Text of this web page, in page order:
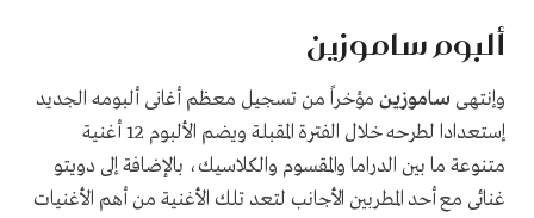
ألبوم ساموزين
وإنتهىساموزينمؤخراً من تسجيل معظم أغانى ألبومه الجديد
إستعدادا لطرحه خلال الفترة المقبلة ويضم الألبوم 12 أغنية
متنوعة ما بين الدراما والمقسوم والكلاسيك، بالإضافة إلى دويتو
غنائى مع أحد المطربين الأجانب لتعد تلك الأغنية من أهم الأغنيات